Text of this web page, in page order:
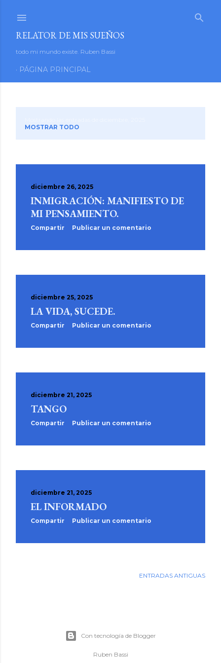
RELATOR DE MIS SUEÑOS
todo mi mundo existe. Ruben Bassi
PÁGINA PRINCIPAL
t
MOSTRAR TODO
diciembre 26, 2025
INMIGRACIÓN: MANIFIESTO DE
MI PENSAMIENTO.
Compartir Publicar un comentario
diciembre 25, 2025
LA VIDA, SUCEDE.
Compartir Publicar un comentario
diciembre 21, 2025
TANGO
Compartir Publicar un comentario
diciembre 21, 2025
EL INFORMADO
Compartir Publicar un comentario
ENTRADAS ANTIGUAS
Con tecnología de Blogger
Ruben Bassi